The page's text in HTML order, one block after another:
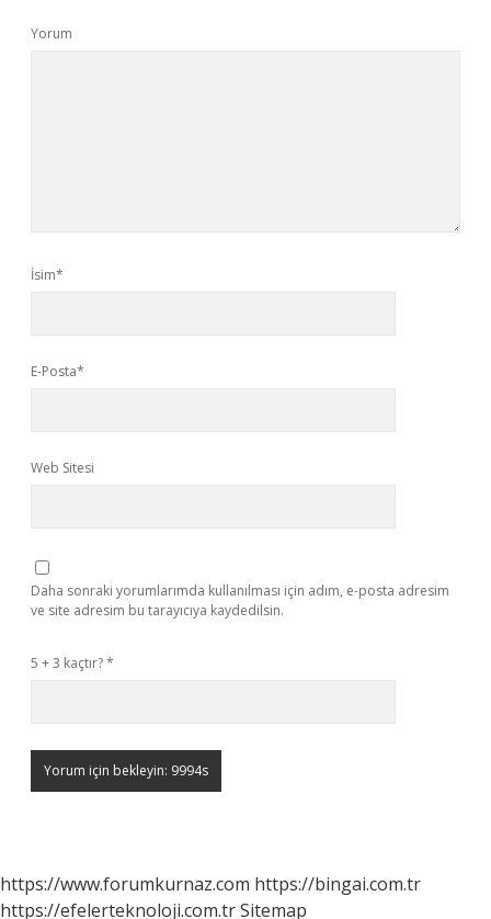
Yorum
İsim*
E-Posta*
Web Sitesi
Daha sonraki yorumlarımda kullanılması için adım, e-posta adresim
ve site adresim bu tarayıcıya kaydedilsin.
5 + 3 kaçtır?*
https://www.forumkurnaz.com https://bingai.com.tr
https://efelerteknoloji.com.trSitemap